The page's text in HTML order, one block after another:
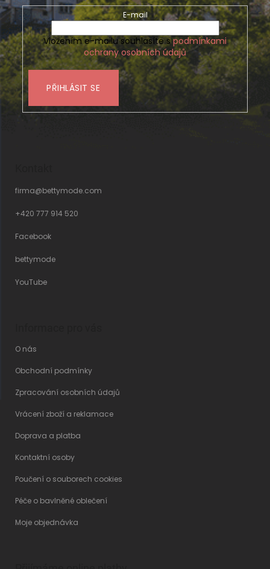
E-mail
Vložením e-mailu souhlasíte spodmínkami
ochrany osobních údajů
PŘIHLÁSIT SE
firma@bettymode.com
+420 777 914 520
Facebook
bettymode
YouTube
O nás
Obchodní podmínky
Zpracování osobních údajů
Vrácení zboží a reklamace
Doprava a platba
Kontaktní osoby
Poučení o souborech cookies
Péče o bavlněné oblečení
Moje objednávka